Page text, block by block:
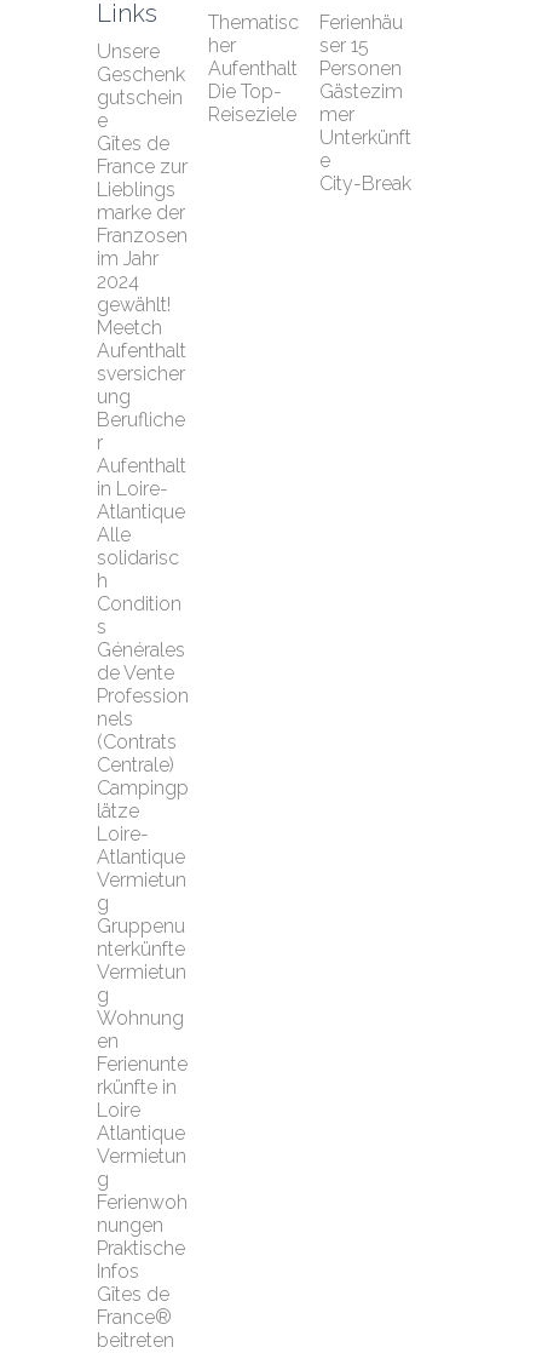
Links
Unsere
Geschenk
gutschein
e
Gîtes de
France zur
Lieblings
marke der
Franzosen
im Jahr
2024
gewählt!
Meetch
Aufenthalt
sversicher
ung
Berufliche
r
Aufenthalt
in Loire-
Atlantique
Alle
solidarisc
h
Condition
s
Générales
de Vente
Profession
nels
(Contrats
Centrale)
Campingp
lätze
Loire-
Atlantique
Vermietun
g
Gruppenu
nterkünfte
Vermietun
g
Wohnung
en
Ferienunte
rkünfte in
Loire
Atlantique
Vermietun
g
Ferienwoh
nungen
Praktische
Infos
Gîtes de
France®
beitreten
Thematisc
her
Aufenthalt
Die Top-
Reiseziele
Ferienhäu
ser 15
Personen
Gästezim
mer
Unterkünft
e
City-Break